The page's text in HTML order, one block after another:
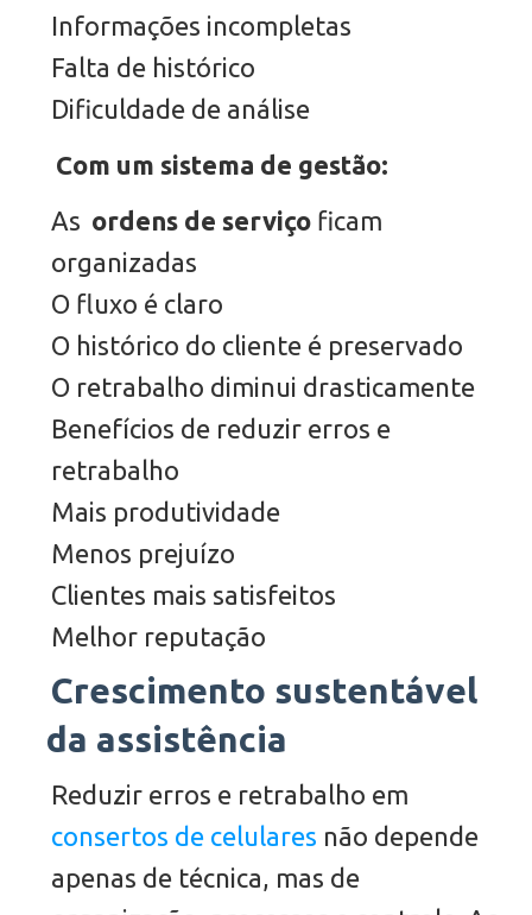
Informações incompletas
Falta de histórico
Dificuldade de análise
Com um sistema de gestão:
As ordens de serviçoficam
organizadas
O fluxo é claro
O histórico do cliente é preservado
O retrabalho diminui drasticamente
Benefícios de reduzir erros e
retrabalho
Mais produtividade
Menos prejuízo
Clientes mais satisfeitos
Melhor reputação
Crescimento sustentável
da assistência
Reduzir erros e retrabalho em
consertos de celulares não depende
apenas de técnica, mas de